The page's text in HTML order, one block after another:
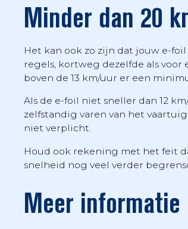
Minder dan 20
Het kan ook zo zijn dat jouw e-
regels, kortweg dezelfde als voor
boven de 13 km/uur er een
Als de e-foil niet sneller dan 12
zelfstandig varen van het
niet verplicht.
Houd ook rekening met het feit
snelheid nog veel verder
Meer informatie